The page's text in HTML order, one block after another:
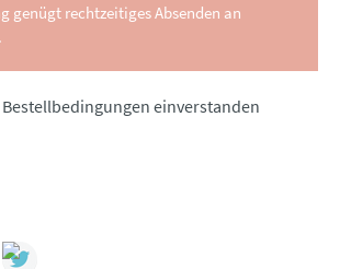
genügt rechtzeitiges Absenden an
einverstanden
Mail